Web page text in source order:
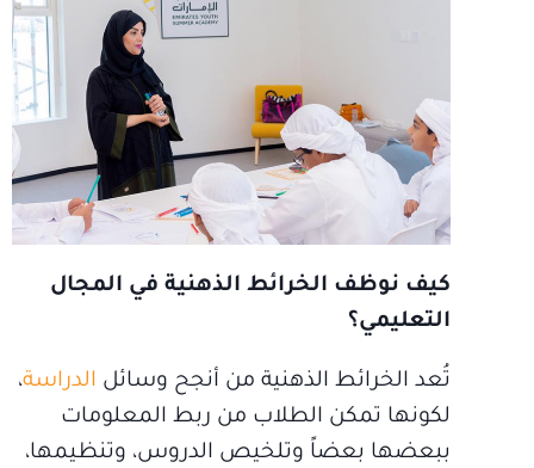
كيف نوظف الخرائط الذهنية في المجال
التعليمي؟
تُعد الخرائط الذهنية من أنجح وسائل الدراسة،
لكونها تمكن الطلاب من ربط المعلومات
ببعضها بعضاً وتلخيص الدروس، وتنظيمها،